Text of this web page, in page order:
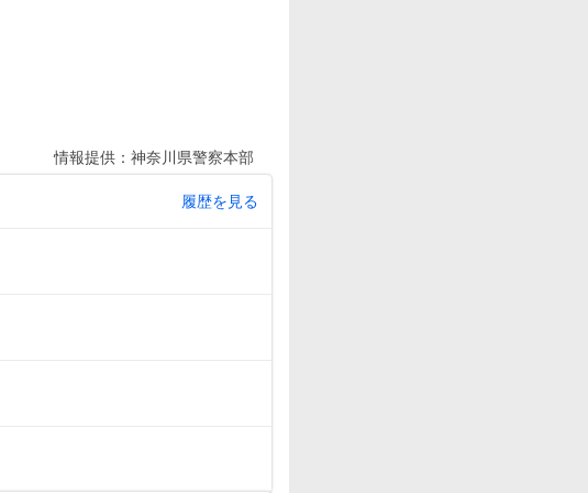
情報提供： 神奈川県警察本部
履歴を見る